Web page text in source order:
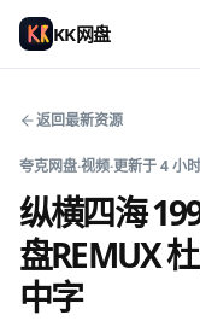
KK网盘
返回最新资源
夸克网盘·视频·更新于4 小
纵横四海
盘REMUX
中字